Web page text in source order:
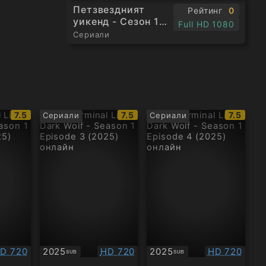
Петзвездният
уикенд - Сезон 1
Епизод 4
Сериали
Рейтинг
0
Full HD 1080
IMDb
рейтинг:
7.5
720
Сериали
IMDb
рейтинг:
7.5
2025SUB
Субтитри Качество:
HD 720
Сериали
IMDb
7.5
2025SUB
Субтитри Качество:
HD 720